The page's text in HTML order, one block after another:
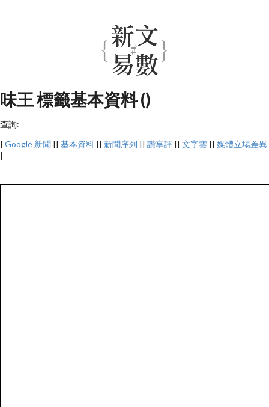
味王 標籤基本資料 ()
查詢:
| Google 新聞 || 基本資料 || 新聞序列 || 讚享評 || 文字雲 || 媒體立場差異
|